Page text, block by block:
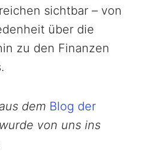
sichtbar – von
über die
zu den Finanzen
dem Blog der
von uns ins